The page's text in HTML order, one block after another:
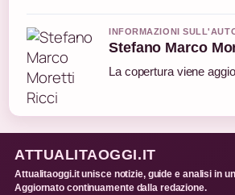
INFORMAZIONI
Stefano Marco
La copertura viene
ATTUALITAOGGI.IT
Attualitaoggi.it unisce notizie, guide e analisi in
Aggiornato continuamente dalla redazione.